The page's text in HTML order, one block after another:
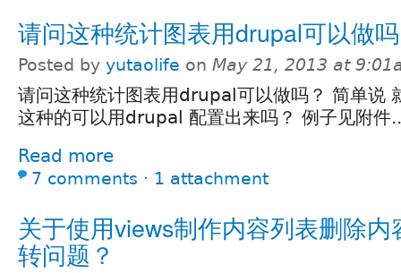
请问这种统计图表用drupal可以做
Posted by yutaolife on May 21, 2013 at
请问这种统计图表用drupal可以做吗？ 简单说
这种的可以用drupal 配置出来吗？ 例子见附件
Read more
7 comments ⋅ 1 attachment
关于使用views制作内容列表删除内
转问题？